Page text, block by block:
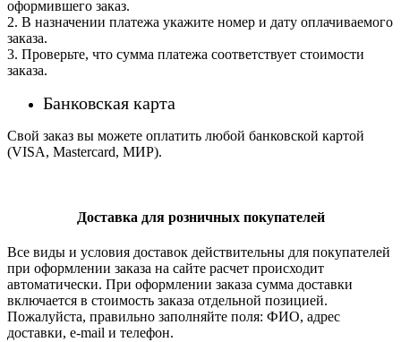
оформившего заказ.
2. В назначении платежа укажите номер и дату оплачиваемого
заказа.
3. Проверьте, что сумма платежа соответствует стоимости
заказа.
Банковская карта
Свой заказ вы можете оплатить любой банковской картой
(VISA, Mastercard, МИР).
Доставка для розничных покупателей
Все виды и условия доставок действительны для покупателей
при оформлении заказа на сайте расчет происходит
автоматически. При оформлении заказа сумма доставки
включается в стоимость заказа отдельной позицией.
Пожалуйста, правильно заполняйте поля: ФИО, адрес
доставки, e-mail и телефон.